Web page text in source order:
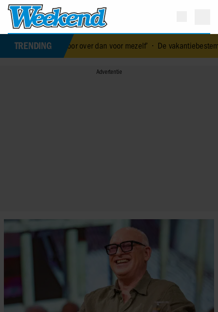
TRENDING
voor over dan voor mezelf’•De vakantiebestemming van…